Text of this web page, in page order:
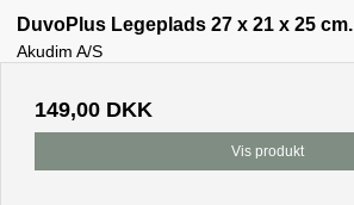
DuvoPlus Legeplads 27 x 21 x 25 cm.
Akudim A/S
149,00 DKK
Vis produkt